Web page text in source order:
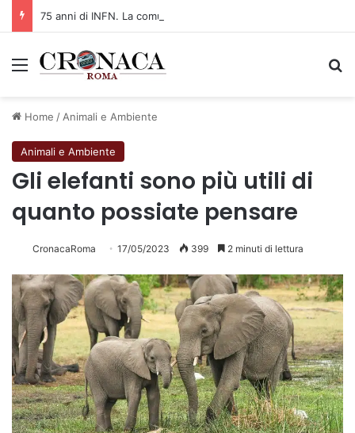
Menu
Home / Animali e Ambiente
Animali e Ambiente
Gli elefanti sono più utili di
quanto possiate pensare
CronacaRoma 17/05/2023 399 2 minuti di lettura